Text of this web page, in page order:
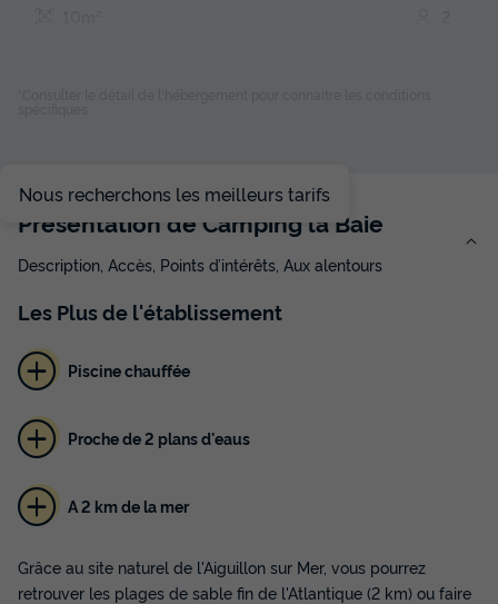
175 €
Voir les disponibilités
MOBILHOME 4 personnes - Confort + 2
Annulation gratuite
Neuf
Nous recherchons les meilleurs tarifs
Présentation de Camping la Baie
Description, Accès, Points d’intérêts, Aux alentours
Les Plusde l'établissement
Piscine chauffée
Proche de 2 plans d'eaus
A 2 km de la mer
Grâce au site naturel de l'Aiguillon sur Mer, vous pourrez
retrouver les plages de sable fin de l'Atlantique (2 km) ou faire